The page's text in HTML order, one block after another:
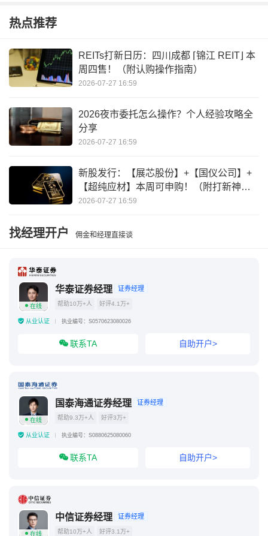
热轧钢板价格今日报价表
热卷2510今日行情
西本新干线今日现货热卷价格涨跌?
热点推荐
REITs打新日历：四川成都 ⌈锦江 REIT⌋ 本
周四售！（附认购操作指南）
2026-07-27 16:59
2026夜市委托怎么操作？个人经验攻略全
分享
2026-07-27 16:59
新股发行：【展芯股份】+【国仪公司】+
【超纯应材】本周可申购！（附打新神
器）
2026-07-27 16:59
找经理开户 佣金和经理直接谈
在线
华泰证券经理 证券经理
帮助10万+人 好评4.1万+
从业认证 执业编号：S0570623080026
联系TA 自助开户>
在线
国泰海通证券经理 证券经理
帮助9.3万+人 好评3万+
从业认证 执业编号：S0880625080060
联系TA 自助开户>
在线
中信证券经理 证券经理
帮助10万+人 好评3.1万+